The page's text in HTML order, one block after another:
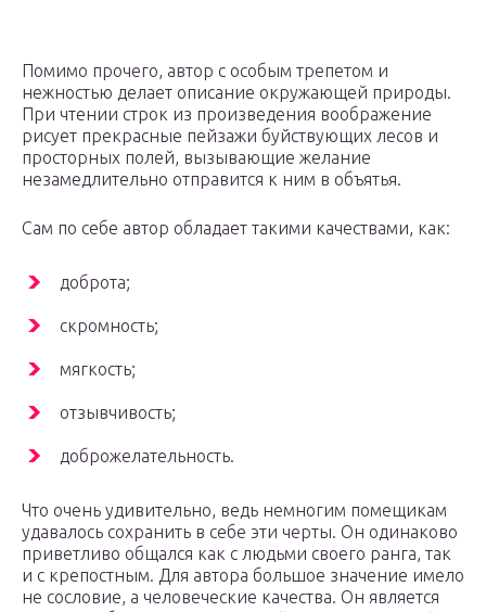
Помимо прочего, автор с особым трепетом и
нежностью делает описание окружающей природы.
При чтении строк из произведения воображение
рисует прекрасные пейзажи буйствующих лесов и
просторных полей, вызывающие желание
незамедлительно отправится к ним в объятья.
Сам по себе автор обладает такими качествами, как:
доброта;
скромность;
мягкость;
отзывчивость;
доброжелательность.
Что очень удивительно, ведь немногим помещикам
удавалось сохранить в себе эти черты. Он одинаково
приветливо общался как с людьми своего ранга, так
и с крепостным. Для автора большое значение имело
не сословие, а человеческие качества. Он является